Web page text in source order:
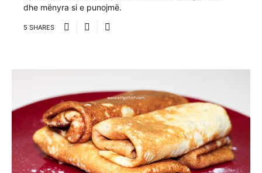
dhe mënyra si e punojmë.
5 SHARES